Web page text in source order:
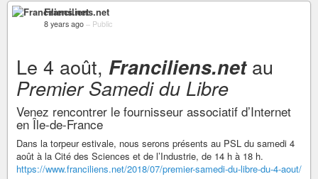
Franciliens.net
8 years ago – Public
Le 4 août, Franciliens.netau
Premier Samedi du Libre
Venez rencontrer le fournisseur associatif d’Internet
en Île-de-France
Dans la torpeur estivale, nous serons présents au PSL du samedi 4
août à la Cité des Sciences et de l’Industrie, de 14 h à 18 h.
https://www.franciliens.net/2018/07/premier-samedi-du-libre-du-4-aout/